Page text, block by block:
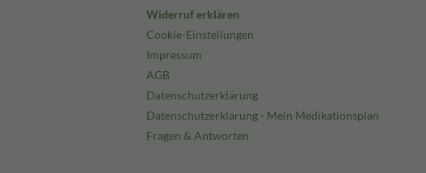
Widerruf erklären
Cookie-Einstellungen
Impressum
AGB
Datenschutzerklärung
Datenschutzerklärung - Mein Medikationsplan
Fragen & Antworten